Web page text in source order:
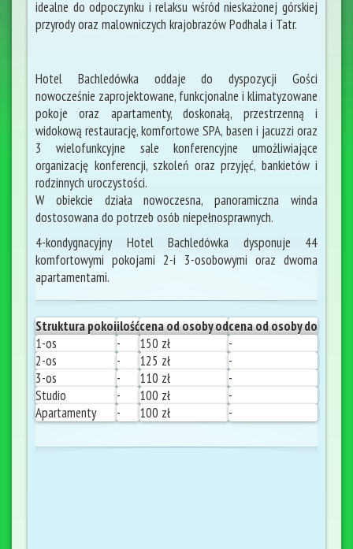
idealne do odpoczynku i relaksu wśród nieskażonej górskiej
przyrody oraz malowniczych krajobrazów Podhala i Tatr.
Hotel Bachledówka oddaje do dyspozycji Gości
nowocześnie zaprojektowane, funkcjonalne i klimatyzowane
pokoje oraz apartamenty, doskonałą, przestrzenną i
widokową restaurację, komfortowe SPA, basen i jacuzzi oraz
3 wielofunkcyjne sale konferencyjne umożliwiające
organizację konferencji, szkoleń oraz przyjęć, bankietów i
rodzinnych uroczystości.
W obiekcie działa nowoczesna, panoramiczna winda
dostosowana do potrzeb osób niepełnosprawnych.
4-kondygnacyjny Hotel Bachledówka dysponuje 44
komfortowymi pokojami 2-i 3-osobowymi oraz dwoma
apartamentami.
Struktura pokoiilośćcena od osoby odcena od osoby do
1-os
- 150 zł
-
2-os
- 125 zł
-
3-os
- 110 zł
-
Studio
- 100 zł
-
Apartamenty
- 100 zł -